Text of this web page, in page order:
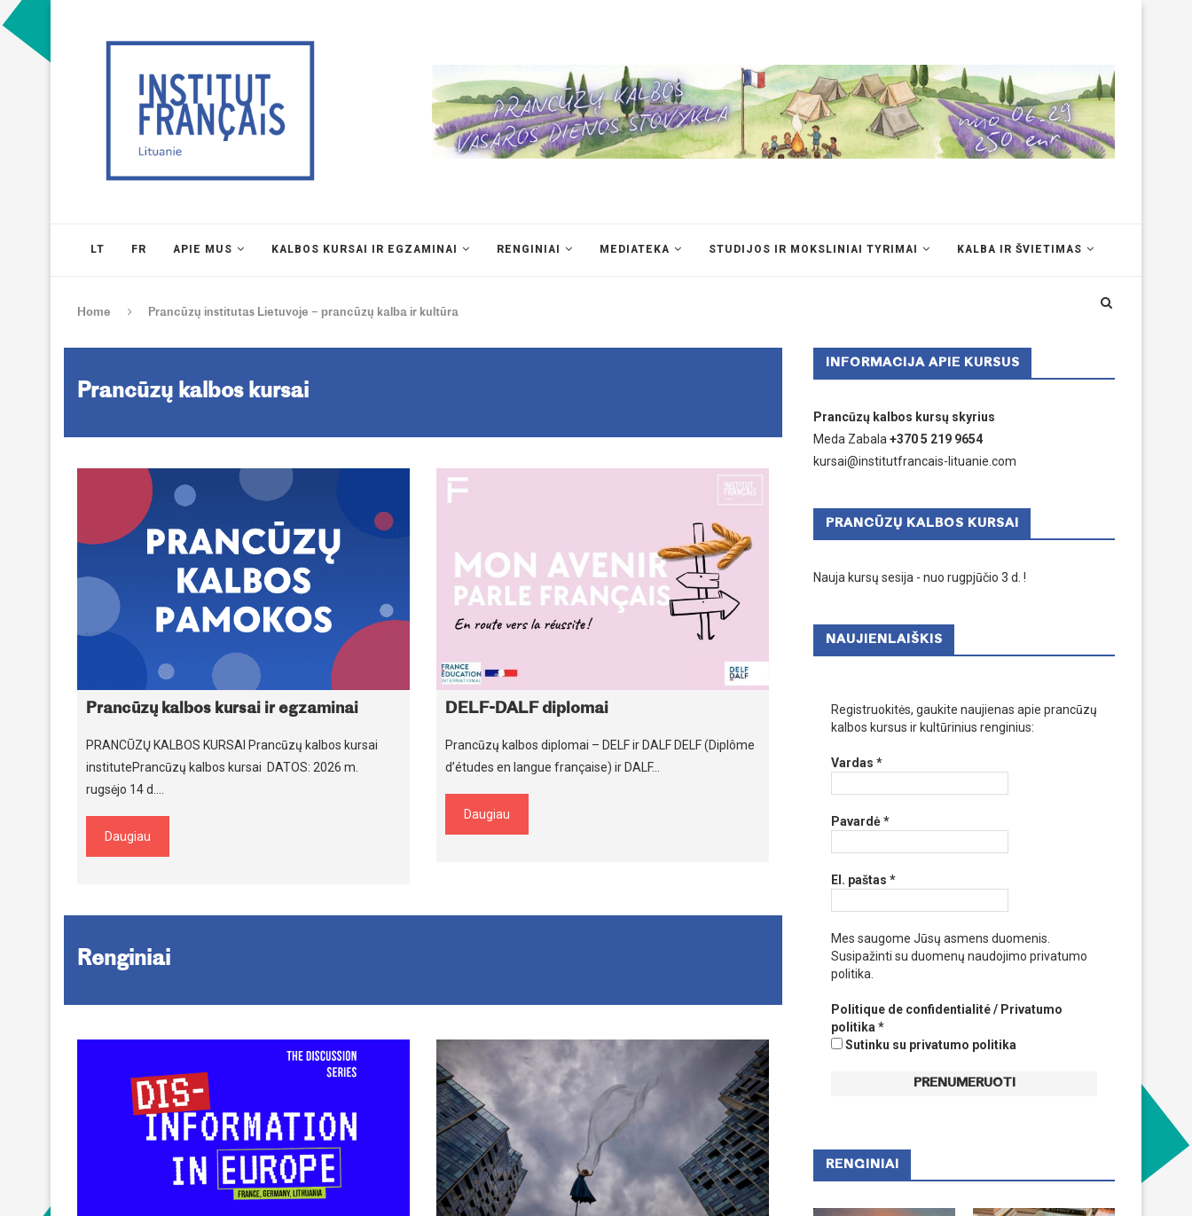
LT FR APIE MUS KALBOS KURSAI IR EGZAMINAI RENGINIAI MEDIATEKA STUDIJOS IR MOKSLINIAI TYRIMAI KALBA IR ŠVIETIMAS
Home Prancūzų institutas Lietuvoje – prancūzų kalba ir kultūra
Prancūzų kalbos kursai
Prancūzų kalbos kursai ir egzaminai
PRANCŪZŲ KALBOS KURSAI Prancūzų kalbos kursai
institutePrancūzų kalbos kursai DATOS: 2026 m.
rugsėjo 14 d.…
Daugiau
DELF-DALF diplomai
Prancūzų kalbos diplomai – DELF ir DALF DELF (Diplôme
d’études en langue française) ir DALF…
Daugiau
Renginiai
INFORMACIJA APIE KURSUS
Prancūzų kalbos kursų skyrius
Meda Zabala +370 5 219 9654
kursai@institutfrancais-lituanie.com
PRANCŪZŲ KALBOS KURSAI
Nauja kursų sesija - nuo rugpjūčio 3 d. !
NAUJIENLAIŠKIS
Registruokitės, gaukite naujienas apie prancūzų
kalbos kursus ir kultūrinius renginius:
Vardas *
Pavardė*
El. paštas *
Mes saugome Jūsų asmens duomenis.
Susipažinti su duomenų naudojimo privatumo
politika.
Politique de confidentialité / Privatumo
politika *
Sutinku su privatumo politika
RENGINIAI